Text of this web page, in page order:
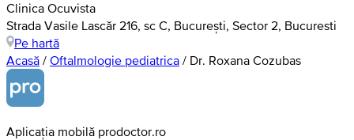
Clinica Ocuvista
Strada Vasile Lascăr 216, sc C, București, Sector 2, Bucuresti
Pe hartă
Acasă / Oftalmologie pediatrica / Dr. Roxana Cozubas
Aplicația mobilă prodoctor.ro